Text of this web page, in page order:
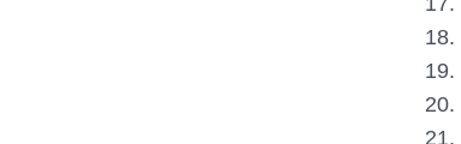
18.
19.
20.
21.